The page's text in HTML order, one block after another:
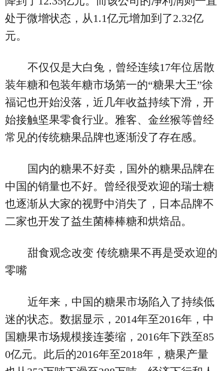
处于微增状态，从1.1亿元增加到了2.32亿
元。
不仅仅是大白兔，曾经连续17年位居散
装年糖和包装年糖市场第一的“糖果大王”徐
福记也开始没落，近几年收益持续下滑，开
始接触坚果零食行业。雅客、金丝猴等曾经
常见的传统糖果品牌也逐渐没了存在感。
国内的糖果不好卖，国外的糖果品牌在
中国的销量也不好。曾经很受欢迎的瑞士糖
也逐渐从大家的视野中消失了，日本品牌不
二家也开发了益生菌棒棒糖和烘焙品。
甜食观念改变 传统糖果不再是受欢迎的
零嘴
近年来，中国的糖果市场陷入了持续低
迷的状态。数据显示，2014年至2016年，中
国糖果市场规模接连萎缩，2016年下跌至85
0亿元。此后的2016年至2018年，糖果产量